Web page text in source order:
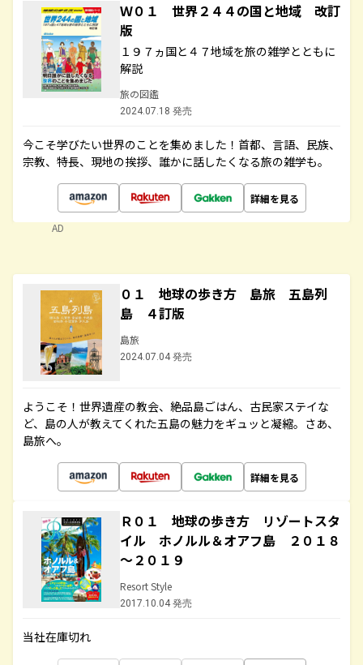
Ｗ０１ 世界２４４の国と地域 改訂
版
１９７ヵ国と４７地域を旅の雑学とともに
解説
旅の図鑑
2024.07.18 発売
今こそ学びたい世界のことを集めました！首都、言語、民族、
宗教、特長、現地の挨拶、誰かに話したくなる旅の雑学も。
詳細を見る
AD
０１ 地球の歩き方 島旅 五島列
島 ４訂版
島旅
2024.07.04 発売
ようこそ！世界遺産の教会、絶品島ごはん、古民家ステイな
ど、島の人が教えてくれた五島の魅力をギュッと凝縮。さあ、
島旅へ。
詳細を見る
Ｒ０１ 地球の歩き方 リゾートスタ
イル ホノルル＆オアフ島 ２０１８
～２０１９
Resort Style
2017.10.04 発売
当社在庫切れ